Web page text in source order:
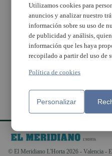
El Consell de la Dona
de Paiporta portarà
endavant la proposta
de feminitzar els noms
dels carrers
© El Meridiano L'Horta 2026 - Valencia -
Utilizamos cookies para
anuncios y analizar nuestro
información sobre su uso de
de publicidad y análisis,
información que les haya
recopilado a partir del uso de
Política de cookies
Personalizar